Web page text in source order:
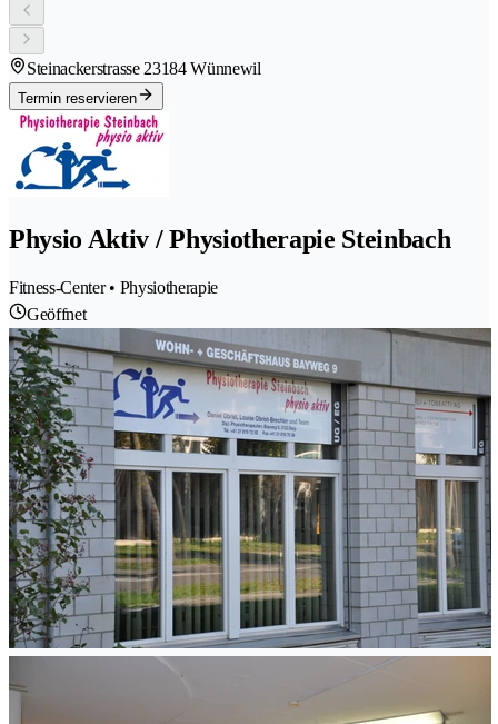
Steinackerstrasse 23184 Wünnewil
Termin reservieren
Physio Aktiv / Physiotherapie Steinbach
Fitness-Center • Physiotherapie
Geöffnet